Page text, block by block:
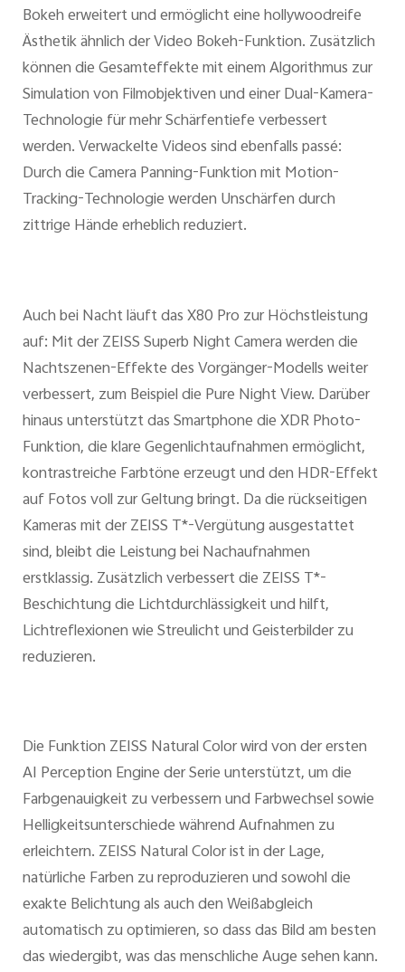
Bokeh erweitert und ermöglicht eine hollywoodreife
Ästhetik ähnlich der Video Bokeh-Funktion. Zusätzlich
können die Gesamteffekte mit einem Algorithmus zur
Simulation von Filmobjektiven und einer Dual-Kamera-
Technologie für mehr Schärfentiefe verbessert
werden. Verwackelte Videos sind ebenfalls passé:
Durch die Camera Panning-Funktion mit Motion-
Tracking-Technologie werden Unschärfen durch
zittrige Hände erheblich reduziert.
Auch bei Nacht läuft das X80 Pro zur Höchstleistung
auf: Mit der ZEISS Superb Night Camera werden die
Nachtszenen-Effekte des Vorgänger-Modells weiter
verbessert, zum Beispiel die Pure Night View. Darüber
hinaus unterstützt das Smartphone die XDR Photo-
Funktion, die klare Gegenlichtaufnahmen ermöglicht,
kontrastreiche Farbtöne erzeugt und den HDR-Effekt
auf Fotos voll zur Geltung bringt. Da die rückseitigen
Kameras mit der ZEISS T*-Vergütung ausgestattet
sind, bleibt die Leistung bei Nachaufnahmen
erstklassig. Zusätzlich verbessert die ZEISS T*-
Beschichtung die Lichtdurchlässigkeit und hilft,
Lichtreflexionen wie Streulicht und Geisterbilder zu
reduzieren.
Die Funktion ZEISS Natural Color wird von der ersten
AI Perception Engine der Serie unterstützt, um die
Farbgenauigkeit zu verbessern und Farbwechsel sowie
Helligkeitsunterschiede während Aufnahmen zu
erleichtern. ZEISS Natural Color ist in der Lage,
natürliche Farben zu reproduzieren und sowohl die
exakte Belichtung als auch den Weißabgleich
automatisch zu optimieren, so dass das Bild am besten
das wiedergibt, was das menschliche Auge sehen kann.